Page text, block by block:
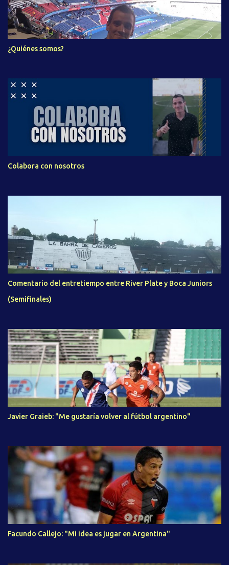
¿Quiénes somos?
Colabora con nosotros
Comentario del entretiempo entre River Plate y Boca Juniors
(Semifinales)
Javier Graieb: "Me gustaría volver al fútbol argentino"
Facundo Callejo: "Mi idea es jugar en Argentina"